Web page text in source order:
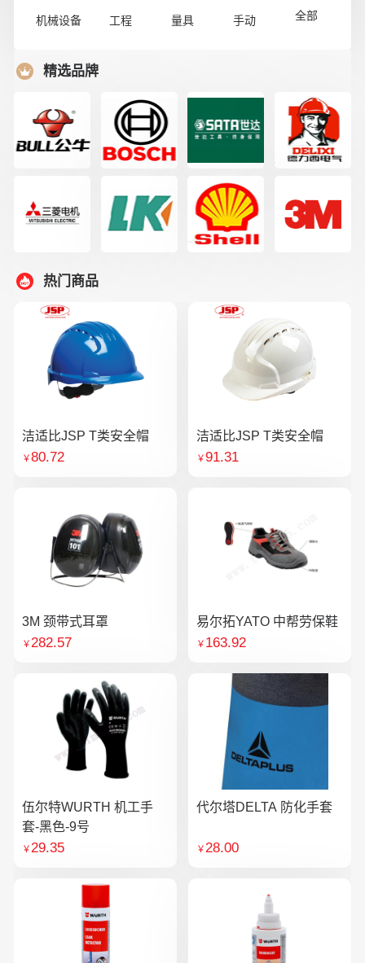
机械设备 工程 量具 手动 全部
精选品牌
热门商品
洁适比JSP T类安全帽
￥80.72
洁适比JSP T类安全帽
￥91.31
3M 颈带式耳罩
￥282.57
易尔拓YATO 中帮劳保鞋
￥ 163.92
伍尔特WURTH 机工手
套-黑色-9号
￥29.35
代尔塔DELTA 防化手套
￥28.00